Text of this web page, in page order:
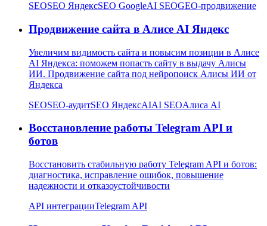
SEOSEO ЯндексSEO GoogleAI SEOGEO-продвижение
Продвижение сайта в Алисе AI Яндекс
Увеличим видимость сайта и повысим позиции в Алисе
AI Яндекса: поможем попасть сайту в выдачу Алисы
ИИ. Продвижение сайта под нейропоиск Алисы ИИ от
Яндекса
SEOSEO-аудитSEO ЯндексAIAI SEOАлиса AI
Восстановление работы Telegram API и
ботов
Восстановить стабильную работу Telegram API и ботов:
диагностика, исправление ошибок, повышение
надежности и отказоустойчивости
API интеграцииTelegram API